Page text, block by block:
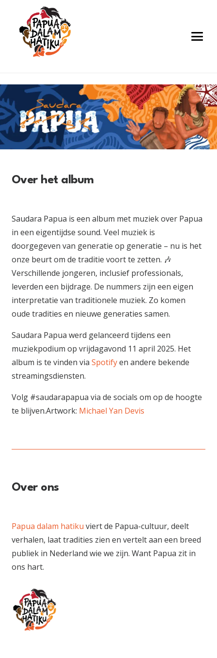
Over het album
Saudara Papua is een album met muziek over Papua
in een eigentijdse sound. Veel muziek is
doorgegeven van generatie op generatie – nu is het
onze beurt om de traditie voort te zetten. 🎶
Verschillende jongeren, inclusief professionals,
leverden een bijdrage. De nummers zijn een eigen
interpretatie van traditionele muziek. Zo komen
oude tradities en nieuwe generaties samen.
Saudara Papua werd gelanceerd tijdens een
muziekpodium op vrijdagavond 11 april 2025. Het
album is te vinden via Spotifyen andere bekende
streamingsdiensten.
Volg #saudarapapua via de socials om op de hoogte
te blijven.Artwork: Michael Yan Devis
Over ons
Papua dalam hatiku viert de Papua-cultuur, deelt
verhalen, laat tradities zien en vertelt aan een breed
publiek in Nederland wie we zijn. Want Papua zit in
ons hart.